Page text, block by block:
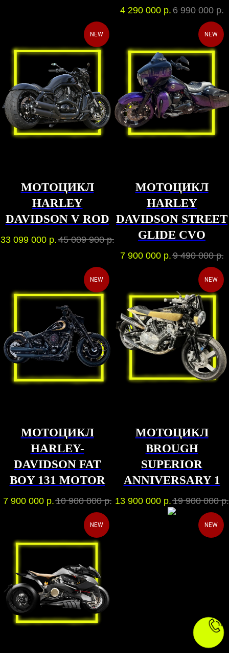
4 290 000 р.6 990 000 р.
NEW
МОТОЦИКЛ
HARLEY
DAVIDSON V ROD
33 099 000 р.45 009 900 р.
NEW
МОТОЦИКЛ
HARLEY
DAVIDSON STREET
GLIDE CVO
7 900 000 р.9 490 000 р.
NEW
МОТОЦИКЛ
HARLEY-
DAVIDSON FAT
BOY 131 MOTOR
7 900 000 р.10 900 000 р.
NEW
МОТОЦИКЛ
BROUGH
SUPERIOR
ANNIVERSARY 1
13 900 000 р.19 900 000 р.
NEW NEW